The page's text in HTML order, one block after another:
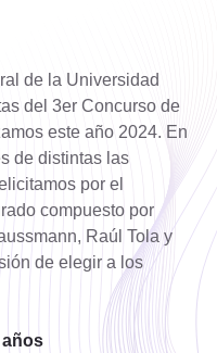
de la Universidad
del 3er Concurso de
este año 2024. En
de distintas las
por el
compuesto por
Raúl Tola y
de elegir a los
años